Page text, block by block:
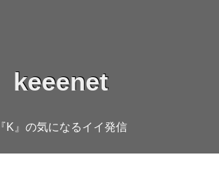
keeenet
『K』の気になるイイ発信